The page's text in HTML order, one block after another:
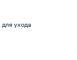
ухода